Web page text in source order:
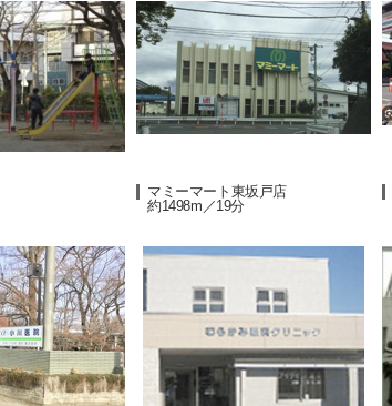
マミーマート東坂戸店
約1498m／19分